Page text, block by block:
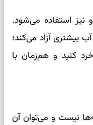
نیز استفاده می‌شود.
بیشتری آزاد می‌کند؛
کنید و هم‌زمان با
نیست و می‌توان آن